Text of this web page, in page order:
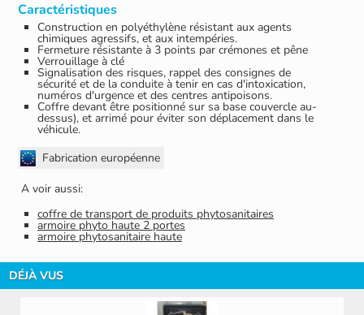
Caractéristiques
Construction en polyéthylène résistant aux agents
chimiques agressifs, et aux intempéries.
Fermeture résistante à 3 points par crémones et pêne
Verrouillage à clé
Signalisation des risques, rappel des consignes de
sécurité et de la conduite à tenir en cas d'intoxication,
numéros d'urgence et des centres antipoisons.
Coffre devant être positionné sur sa base couvercle au-
dessus), et arrimé pour éviter son déplacement dans le
véhicule.
Fabrication européenne
A voir aussi:
coffre de transport de produits phytosanitaires
armoire phyto haute 2 portes
armoire phytosanitaire haute
DÉJÀ VUS